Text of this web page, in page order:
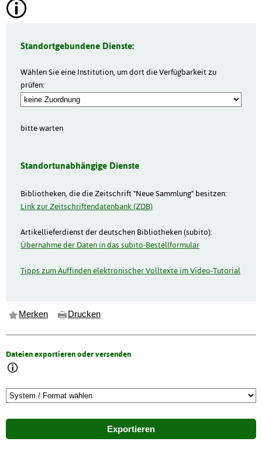
Standortgebundene Dienste:
Wählen Sie eine Institution, um dort die Verfügbarkeit zu
prüfen:
bitte warten
Standortunabhängige Dienste
Bibliotheken, die die Zeitschrift "Neue Sammlung" besitzen:
Link zur Zeitschriftendatenbank (ZDB)
Artikellieferdienst der deutschen Bibliotheken (subito):
Übernahme der Daten in das subito-Bestellformular
Tipps zum Auffinden elektronischer Volltexte im Video-Tutorial
Merken Drucken
Dateien exportieren oder versenden
Exportieren